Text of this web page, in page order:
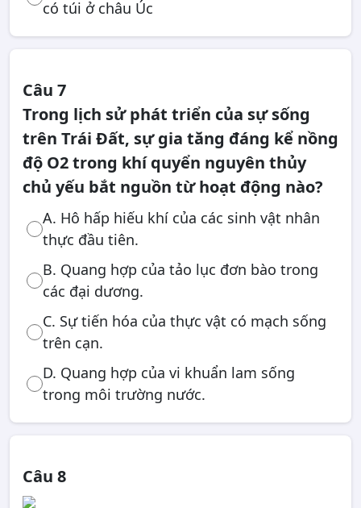
có túi ở châu Úc
Câu 7
Trong lịch sử phát triển của sự sống
trên Trái Đất, sự gia tăng đáng kể nồng
độ O2 trong khí quyển nguyên thủy
chủ yếu bắt nguồn từ hoạt động nào?
A. Hô hấp hiếu khí của các sinh vật nhân
thực đầu tiên.
B. Quang hợp của tảo lục đơn bào trong
các đại dương.
C. Sự tiến hóa của thực vật có mạch sống
trên cạn.
D. Quang hợp của vi khuẩn lam sống
trong môi trường nước.
Câu 8